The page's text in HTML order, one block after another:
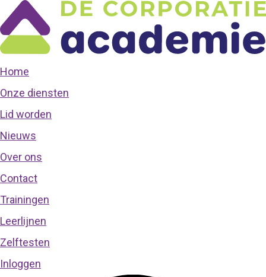
Home
Onze diensten
Lid worden
Nieuws
Over ons
Contact
Trainingen
Leerlijnen
Zelftesten
Inloggen